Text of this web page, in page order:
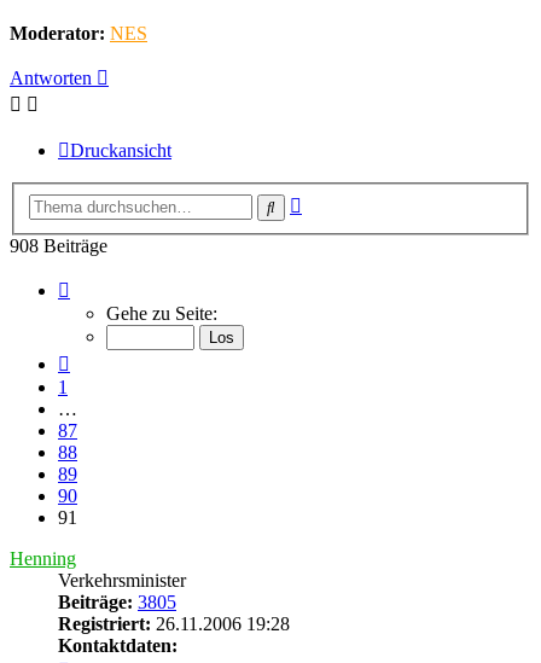
Moderator: NES
Antworten
Druckansicht
Suche
908 Beiträge
91
von
Gehe zu Seite:
1
…
87
88
89
90
91
Henning
Verkehrsminister
Beiträge: 3805
Registriert: 26.11.2006 19:28
Kontaktdaten: